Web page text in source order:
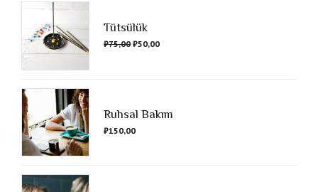
Tütsülük
₺75,00 ₺50,00
Ruhsal Bakım
₺150,00